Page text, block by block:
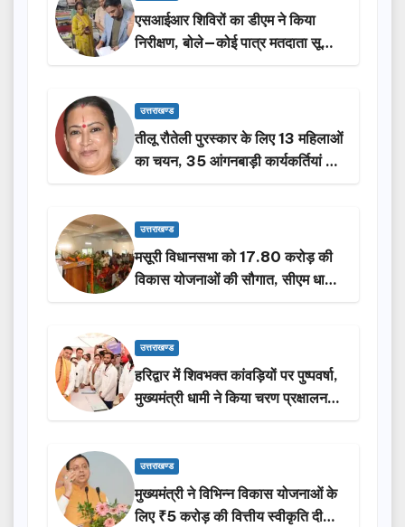
एसआईआर शिविरों का डीएम ने किया
निरीक्षण, बोले—कोई पात्र मतदाता सूची
से न छूटे…
उत्तराखण्ड
तीलू रौतेली पुरस्कार के लिए 13 महिलाओं
का चयन, 35 आंगनबाड़ी कार्यकर्तियां भी
होंगी सम्मानित…
उत्तराखण्ड
मसूरी विधानसभा को 17.80 करोड़ की
विकास योजनाओं की सौगात, सीएम धामी
ने किया लोकार्पण-शिलान्यास.
उत्तराखण्ड
हरिद्वार में शिवभक्त कांवड़ियों पर पुष्पवर्षा,
मुख्यमंत्री धामी ने किया चरण प्रक्षालन…
उत्तराखण्ड
मुख्यमंत्री ने विभिन्न विकास योजनाओं के
लिए ₹5 करोड़ की वित्तीय स्वीकृति दी…